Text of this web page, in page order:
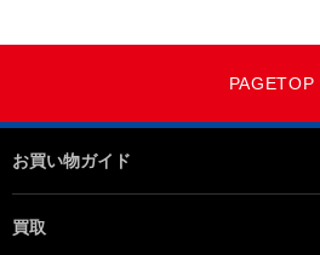
PAGETOP
お買い物ガイド
買取